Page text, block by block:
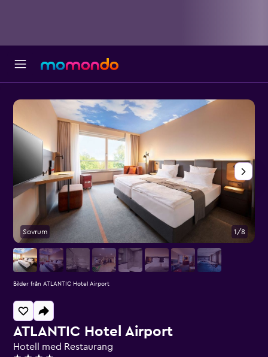
ATLANTIC Hotel Airport
Hotell med Restaurang
Sovrum 1/8
Bilder från ATLANTIC Hotel Airport